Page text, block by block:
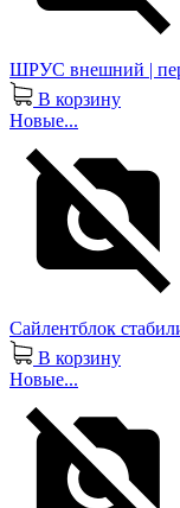
ШРУС внешний |
В корзину
Новые...
Сайлентблок
В корзину
Новые...